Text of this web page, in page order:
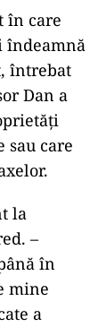
în care
îndeamnă
întrebat
Dan a
sau care
la
–
în
mine
a